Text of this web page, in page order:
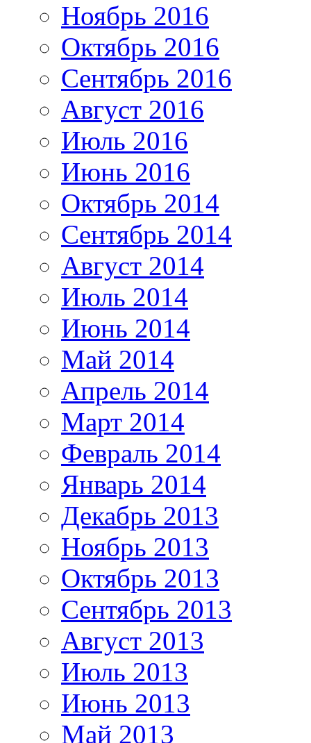
Ноябрь 2016
Октябрь 2016
Сентябрь 2016
Август 2016
Июль 2016
Июнь 2016
Октябрь 2014
Сентябрь 2014
Август 2014
Июль 2014
Июнь 2014
Май 2014
Апрель 2014
Март 2014
Февраль 2014
Январь 2014
Декабрь 2013
Ноябрь 2013
Октябрь 2013
Сентябрь 2013
Август 2013
Июль 2013
Июнь 2013
Май 2013